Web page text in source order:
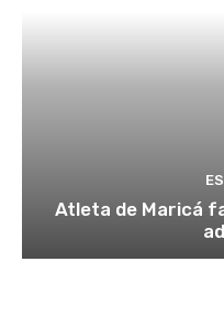
Atleta de Maricá